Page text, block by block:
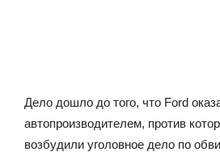
Дело дошло до того, что Ford
автопроизводителем, против
возбудили уголовное дело по